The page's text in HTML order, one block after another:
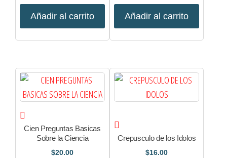
Añadir al carrito Añadir al carrito
Cien Preguntas Basicas
Sobre la Ciencia
$20.00
Crepusculo de los Idolos
$16.00